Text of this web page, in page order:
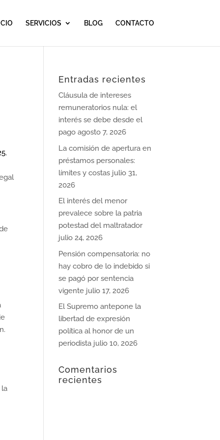
SERVICIOS BLOG CONTACTO
,
Entradas recientes
Cláusula de intereses
remuneratorios nula: el
interés se debe desde el
pago agosto 7, 2026
La comisión de apertura en
préstamos personales:
límites y costas julio 31,
2026
El interés del menor
prevalece sobre la patria
potestad del maltratador
julio 24, 2026
Pensión compensatoria: no
hay cobro de lo indebido si
se pagó por sentencia
vigente julio 17, 2026
El Supremo antepone la
libertad de expresión
política al honor de un
periodista julio 10, 2026
Comentarios
recientes